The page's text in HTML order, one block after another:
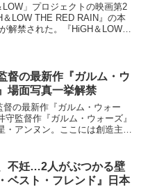
LOW」プロジェクトの映画第2
＆LOW THE RED RAIN』の本
解禁された。『HiGH＆LOW
督の最新作『ガルム・ウ
場面写真一挙解禁
の最新作『ガルム・ウォー
監督作『ガルム・ウォーズ』
アンヌン。ここには創造主・
不妊…2人がぶつかる壁
ベスト・フレンド』日本